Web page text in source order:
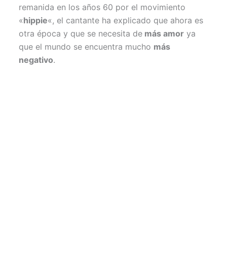
remanida en los años 60 por el movimiento
«hippie«, el cantante ha explicado que ahora es
otra época y que se necesita de más amor ya
que el mundo se encuentra mucho más
negativo.